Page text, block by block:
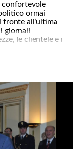
confortevole
ormai
fronte all’ultima
i giornali
le clientele e i